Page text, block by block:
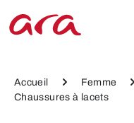
Passer au contenu principal
Accueil Femme
Chaussures à lacets